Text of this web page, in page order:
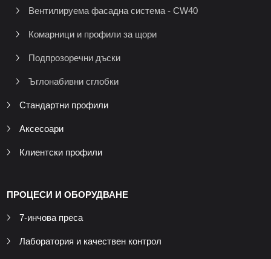
Вентилируема фасадна система - CW40
Комарници и профили за щори
Подпрозоречни дъски
Ъглонабивни сглобки
Стандартни профили
Аксесоари
Клиентски профили
ПРОЦЕСИ И ОБОРУДВАНЕ
7-инчова преса
Лаборатория и качествен контрол